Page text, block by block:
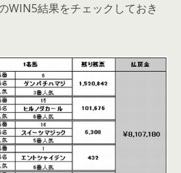
WIN5結果をチェックしておき